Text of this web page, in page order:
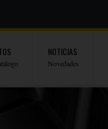
NOTICIAS
Novedades